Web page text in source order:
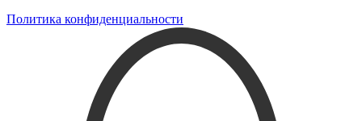
Политика конфиденциальности